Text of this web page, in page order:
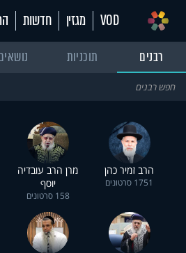
VOD מגזין חדשות
רבנים
תוכניות
הרב זמיר כהן
1751 סרטונים
מרן הרב עובדיה
יוסף
158 סרטונים